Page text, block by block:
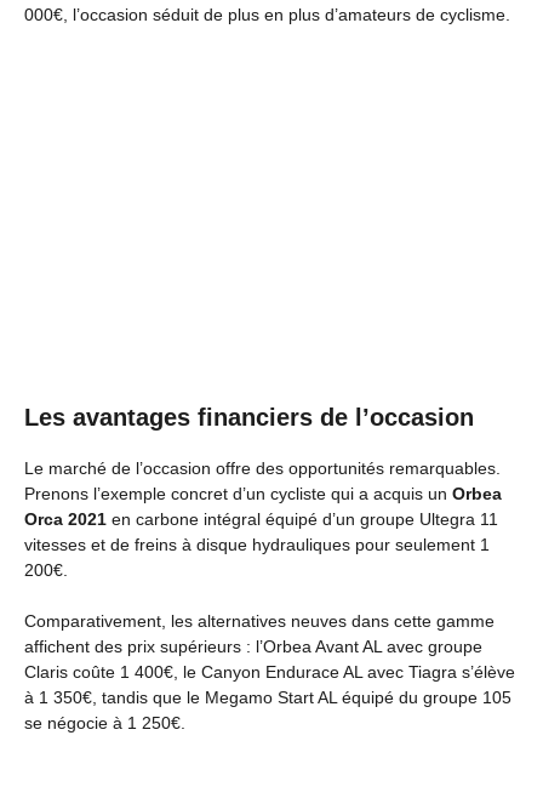
000€, l’occasion séduit de plus en plus d’amateurs de cyclisme.
Les avantages financiers de l’occasion
Le marché de l’occasion offre des opportunités remarquables.
Prenons l’exemple concret d’un cycliste qui a acquis un Orbea
Orca 2021 en carbone intégral équipé d’un groupe Ultegra 11
vitesses et de freins à disque hydrauliques pour seulement 1
200€.
Comparativement, les alternatives neuves dans cette gamme
affichent des prix supérieurs : l’Orbea Avant AL avec groupe
Claris coûte 1 400€, le Canyon Endurace AL avec Tiagra s’élève
à 1 350€, tandis que le Megamo Start AL équipé du groupe 105
se négocie à 1 250€.